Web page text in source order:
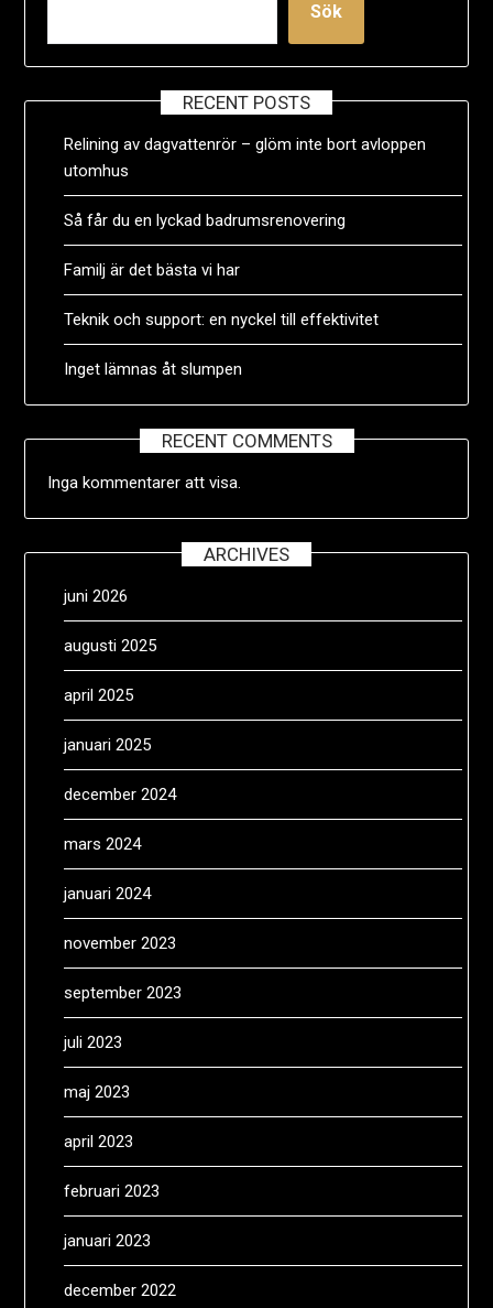
Sök
RECENT POSTS
Relining av dagvattenrör – glöm inte bort avloppen
utomhus
Så får du en lyckad badrumsrenovering
Familj är det bästa vi har
Teknik och support: en nyckel till effektivitet
Inget lämnas åt slumpen
RECENT COMMENTS
Inga kommentarer att visa.
ARCHIVES
juni 2026
augusti 2025
april 2025
januari 2025
december 2024
mars 2024
januari 2024
november 2023
september 2023
juli 2023
maj 2023
april 2023
februari 2023
januari 2023
december 2022